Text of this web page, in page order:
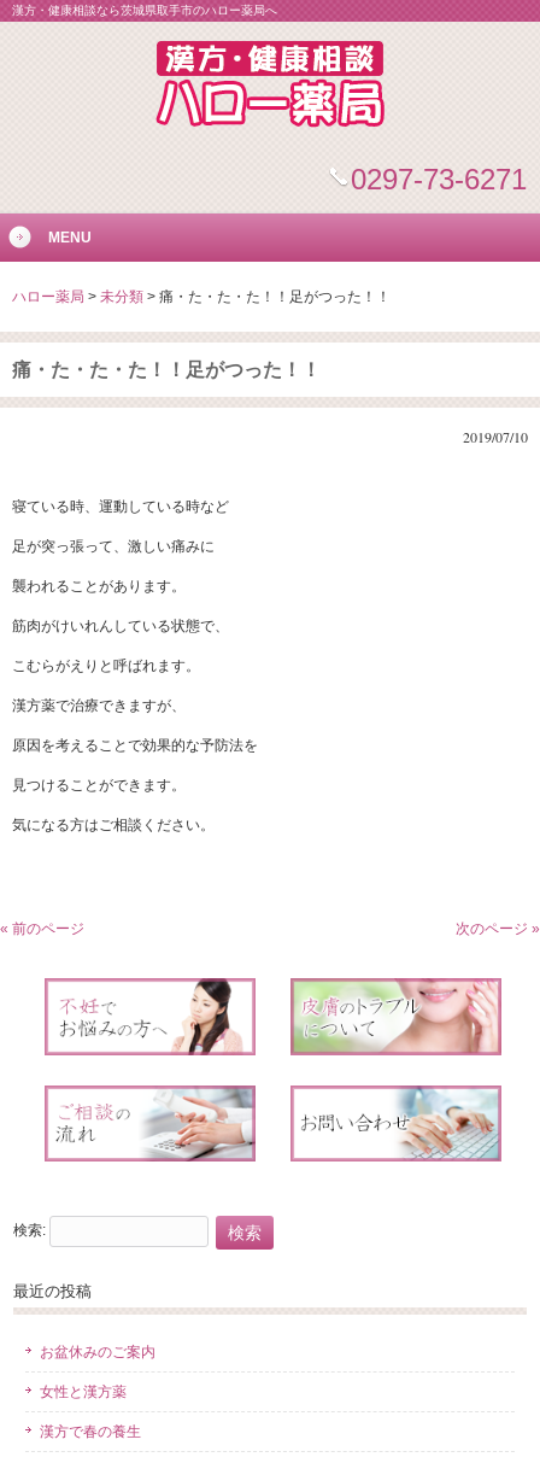
漢方・健康相談なら茨城県取手市のハロー薬局へ
0297-73-6271
MENU
ハロー薬局 > 未分類 > 痛・た・た・た！！足がつった！！
痛・た・た・た！！足がつった！！
2019/07/10
寝ている時、運動している時など
足が突っ張って、激しい痛みに
襲われることがあります。
筋肉がけいれんしている状態で、
こむらがえりと呼ばれます。
漢方薬で治療できますが、
原因を考えることで効果的な予防法を
見つけることができます。
気になる方はご相談ください。
« 前のページ 次のページ »
検索:
最近の投稿
お盆休みのご案内
女性と漢方薬
漢方で春の養生